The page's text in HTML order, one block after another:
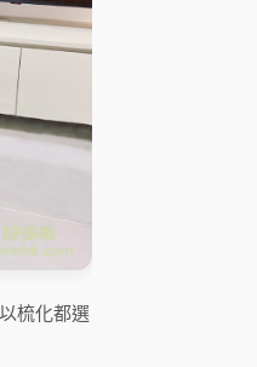
梳化都選